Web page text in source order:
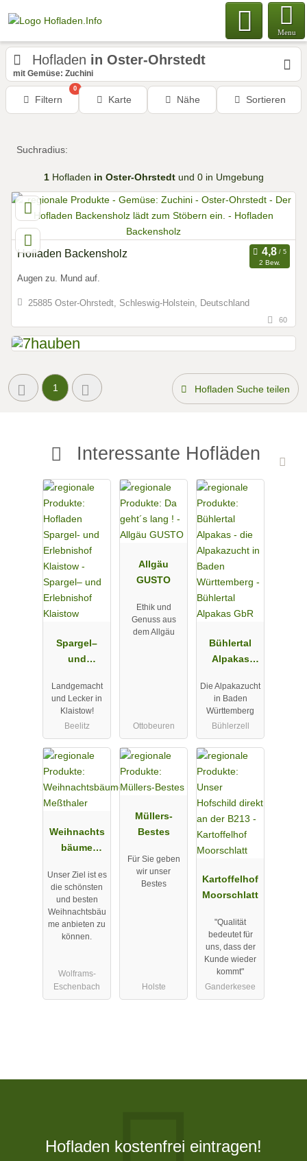
Menu
Hofladen in Oster-Ohrstedt
mit Gemüse: Zuchini
Filtern
0
Karte Nähe Sortieren
Suchradius:
1Hofladen in Oster-Ohrstedtund 0 in Umgebung
Hofladen Backensholz
2 Bew.
Augen zu. Mund auf.
25885 Oster-Ohrstedt, Schleswig-Holstein, Deutschland
60
1 Hofladen Suche teilen
Interessante Hofläden
Spargel–
und
Klaistow
Landgemacht
und Lecker in
Klaistow!
Beelitz
Allgäu
GUSTO
Ethik und
Genuss aus
dem Allgäu
Ottobeuren
Bühlertal
Alpakas
Die Alpakazucht
in Baden
Württemberg
Bühlerzell
Weihnachts
bäume
Unser Ziel ist es
die schönsten
und besten
Weihnachtsbäu
me anbieten zu
können.
Wolframs-
Eschenbach
Müllers-
Bestes
Für Sie geben
wir unser
Bestes
Holste
Kartoffelhof
Moorschlatt
"Qualität
bedeutet für
uns, dass der
Kunde wieder
kommt"
Ganderkesee
Hofladen kostenfrei eintragen!